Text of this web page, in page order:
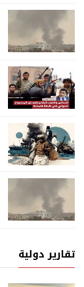
تقارير دولية